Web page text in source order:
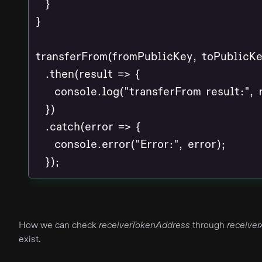
  }
}
transferFrom(fromPublicKey,
  .then(result => {
console.log("transferFrom result:",
  })
  .catch(error => {
    console.error("Error:", error);
How we can check receiverTokenAddress through
exist.